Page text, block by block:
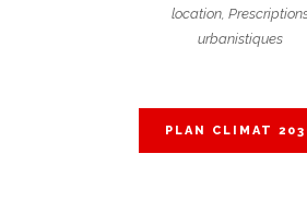
location,
urbanistiques
PLAN CLIMAT